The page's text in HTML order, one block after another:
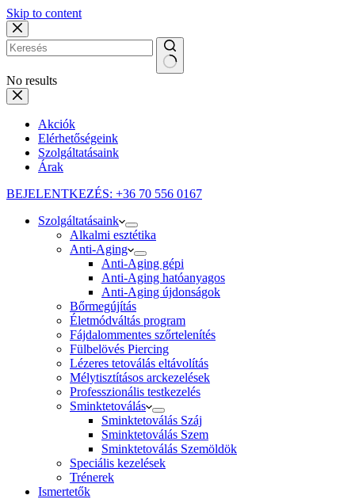
Skip to content
No results
Akciók
Elérhetőségeink
Szolgáltatásaink
Árak
BEJELENTKEZÉS: +36 70 556 0167
Szolgáltatásaink
Alkalmi esztétika
Anti-Aging
Anti-Aging gépi
Anti-Aging hatóanyagos
Anti-Aging újdonságok
Bőrmegújítás
Életmódváltás program
Fájdalommentes szőrtelenítés
Fülbelövés Piercing
Lézeres tetoválás eltávolítás
Mélytisztításos arckezelések
Professzionális testkezelés
Sminktetoválás
Sminktetoválás Száj
Sminktetoválás Szem
Sminktetoválás Szemöldök
Speciális kezelések
Trénerek
Ismertetők